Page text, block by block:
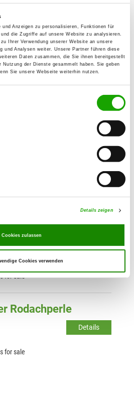
Anzeigen zu personalisieren, Funktionen für
die Zugriffe auf unsere Website zu analysieren.
Ihrer Verwendung unserer Website an unsere
und Analysen weiter. Unsere Partner führen diese
Daten zusammen, die Sie ihnen bereitgestellt
der Dienste gesammelt haben. Sie geben
Sie unsere Webseite weiterhin nutzen.
Details zeigen
Cookies zulassen
Cookies verwenden
Plassenburg
Details
Details
schwarzen Irma
Details
Rosengarten
Details
for sale
Rodachperle
Details
for sale